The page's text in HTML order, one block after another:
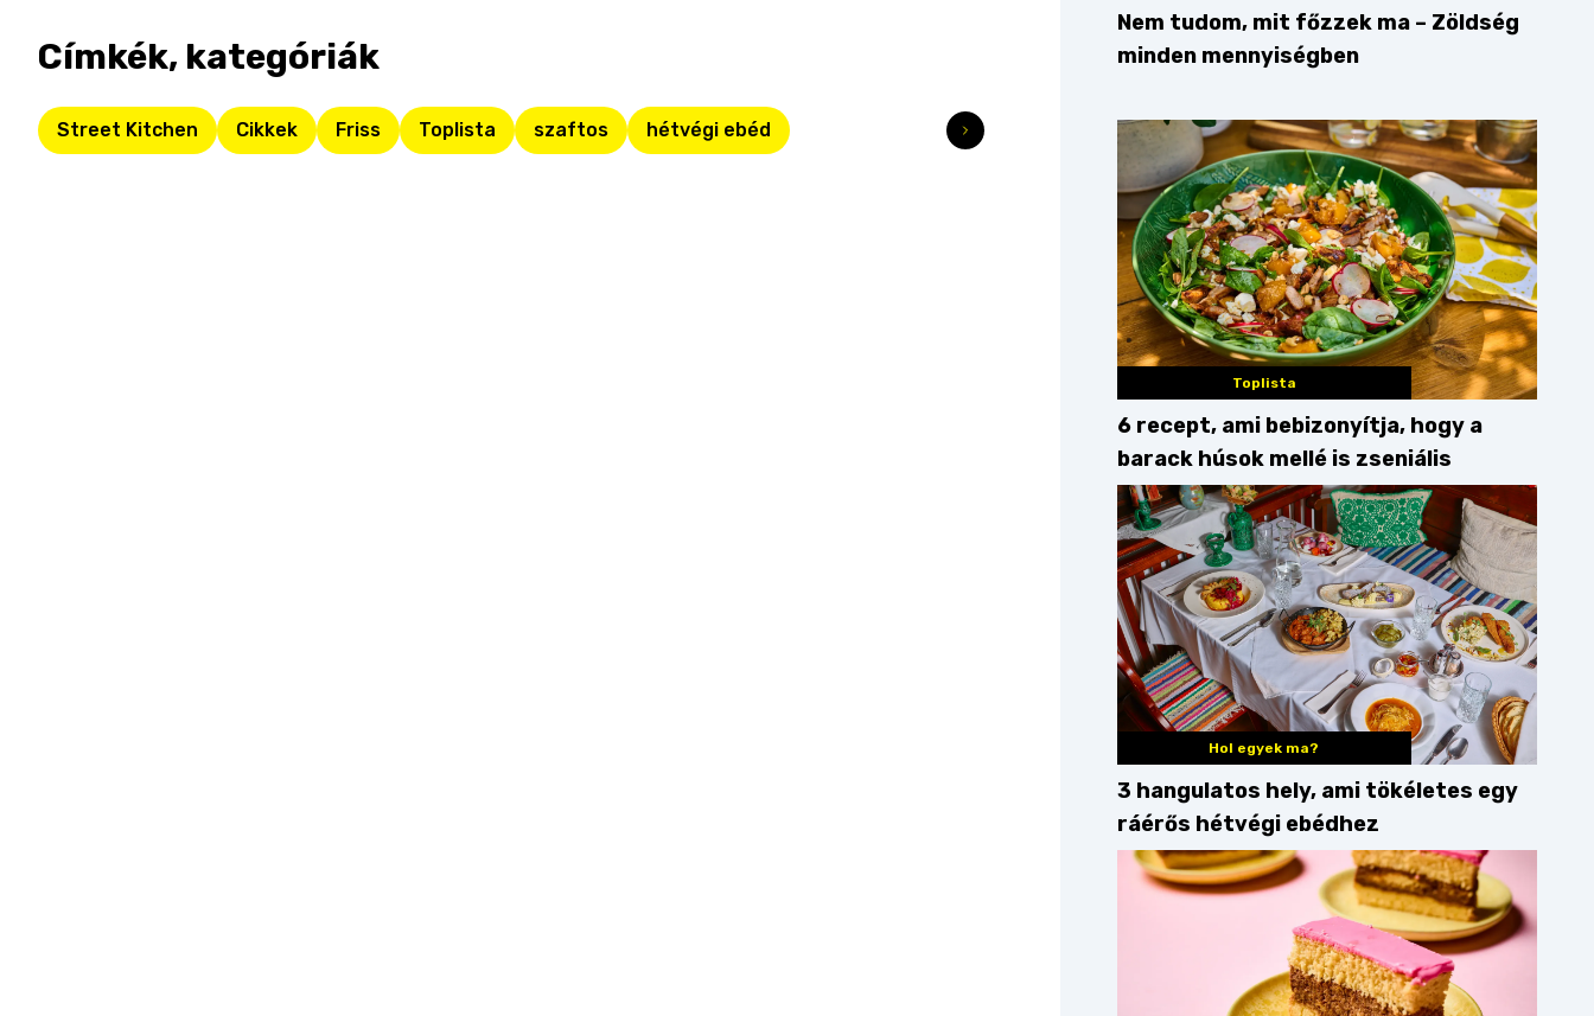
Címkék, kategóriák
Street Kitchen Cikkek Friss Toplista szaftos hétvégi ebéd
Nem tudom, mit főzzek ma – Zöldség
minden mennyiségben
Toplista
6 recept, ami bebizonyítja, hogy a
barack húsok mellé is zseniális
Hol egyek ma?
3 hangulatos hely, ami tökéletes egy
ráérős hétvégi ebédhez